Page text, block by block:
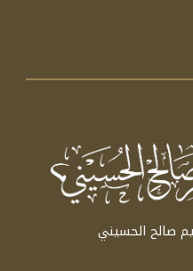
صالح الحسيني